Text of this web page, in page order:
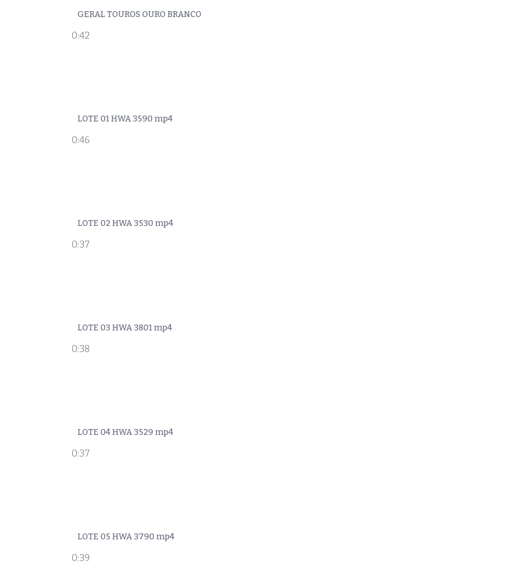
GERAL TOUROS OURO BRANCO
0:42
LOTE 01 HWA 3590 mp4
0:46
LOTE 02 HWA 3530 mp4
0:37
LOTE 03 HWA 3801 mp4
0:38
LOTE 04 HWA 3529 mp4
0:37
LOTE 05 HWA 3790 mp4
0:39